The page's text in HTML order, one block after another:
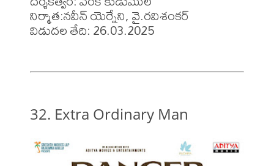
నిర్మాత:నవీన్‌ యెర్నేని, వై.రవిశంకర్‌
విడుదల తేది: 26.03.2025
32. Extra Ordinary Man